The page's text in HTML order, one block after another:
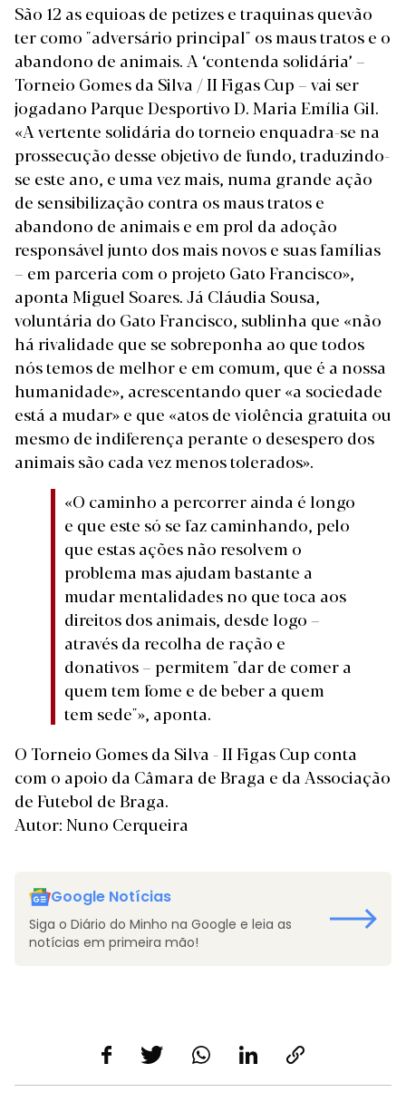
São 12 as equioas de petizes e traquinas quevão
ter como "adversário principal" os maus tratos e o
abandono de animais. A ‘contenda solidária’ –
Torneio Gomes da Silva / II Figas Cup – vai ser
jogadano Parque Desportivo D. Maria Emília Gil.
«A vertente solidária do torneio enquadra-se na
prossecução desse objetivo de fundo, traduzindo-
se este ano, e uma vez mais, numa grande ação
de sensibilização contra os maus tratos e
abandono de animais e em prol da adoção
responsável junto dos mais novos e suas famílias
– em parceria com o projeto Gato Francisco»,
aponta Miguel Soares. Já Cláudia Sousa,
voluntária do Gato Francisco, sublinha que «não
há rivalidade que se sobreponha ao que todos
nós temos de melhor e em comum, que é a nossa
humanidade», acrescentando quer «a sociedade
está a mudar» e que «atos de violência gratuita ou
mesmo de indiferença perante o desespero dos
animais são cada vez menos tolerados».
«O caminho a percorrer ainda é longo
e que este só se faz caminhando, pelo
que estas ações não resolvem o
problema mas ajudam bastante a
mudar mentalidades no que toca aos
direitos dos animais, desde logo –
através da recolha de ração e
donativos – permitem "dar de comer a
quem tem fome e de beber a quem
tem sede"», aponta.
O Torneio Gomes da Silva - II Figas Cup conta
com o apoio da Câmara de Braga e da Associação
de Futebol de Braga.
Autor: Nuno Cerqueira
Google Notícias
Siga o Diário do Minho na Google e leia as
notícias em primeira mão!